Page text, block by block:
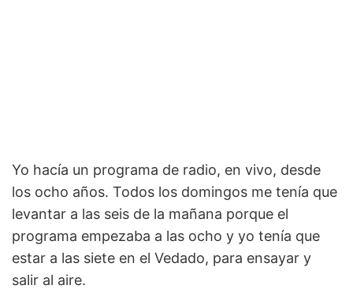
Yo hacía un programa de radio, en vivo, desde
los ocho años. Todos los domingos me tenía que
levantar a las seis de la mañana porque el
programa empezaba a las ocho y yo tenía que
estar a las siete en el Vedado, para ensayar y
salir al aire.